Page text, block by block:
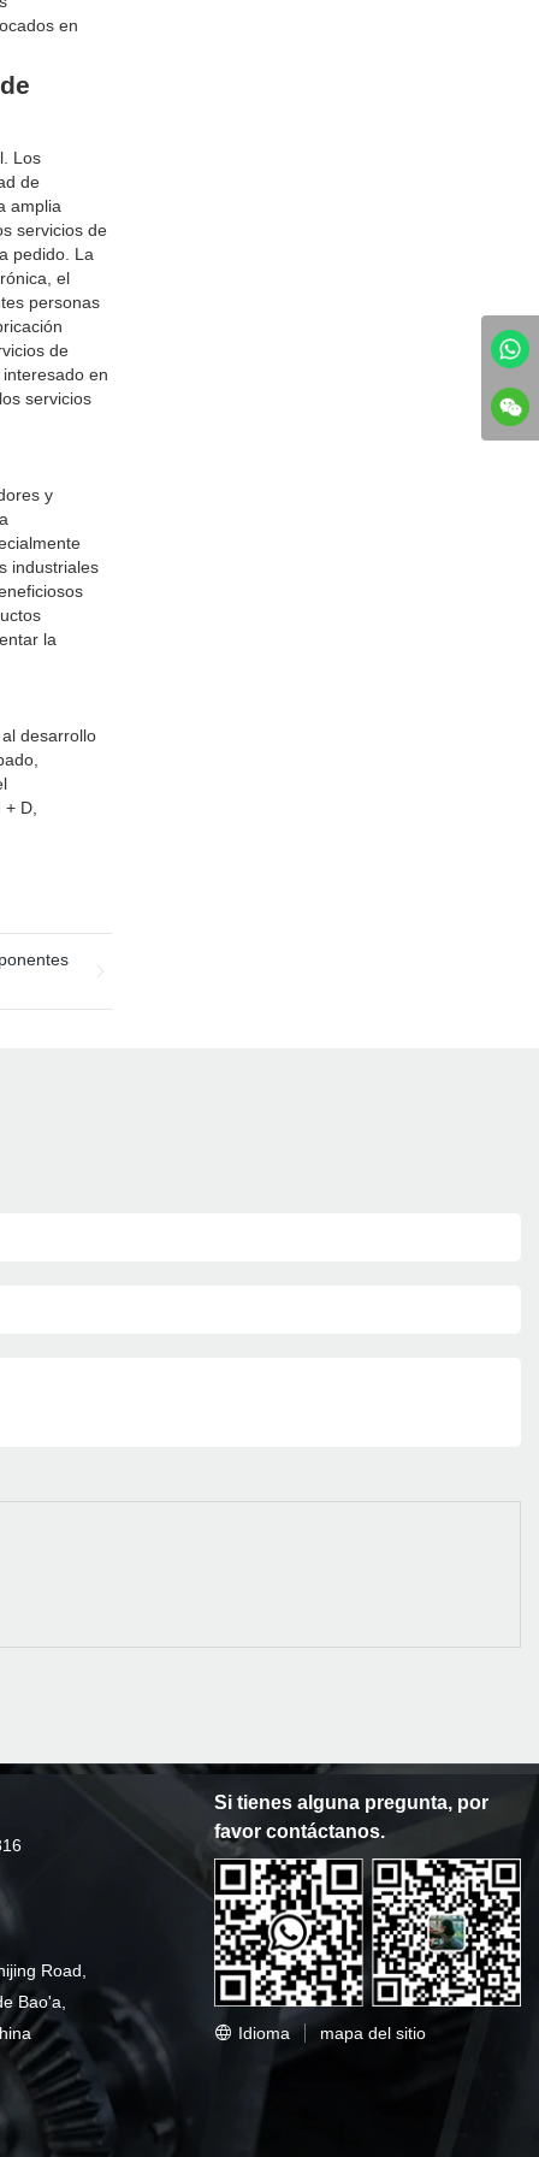
en
Los
de
amplia
servicios de
pedido. La
el
personas
de
en
servicios
y
industriales
la
desarrollo
D,
Road,
Bao'a,
Si tienes alguna pregunta, por
favor contáctanos.
Idioma mapa del sitio